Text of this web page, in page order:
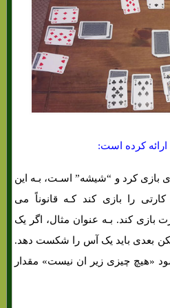
ارائه کرده است:
کرد و “شیشه” اسـت، بـه این
را بازی کند کـه قانوناً می
کند. بـه عنوان مثال، اگر یک
بعدی باید یک آس را شکست دهد.
شود «هیچ چیزی زیر ان نیست» مقدار